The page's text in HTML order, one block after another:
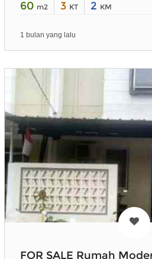
60 m2 3 KT 2 KM
1 bulan yang lalu
FOR SALE Rumah